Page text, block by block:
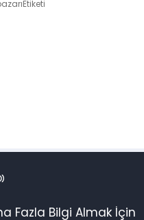
Fazla Bilgi Almak İçin